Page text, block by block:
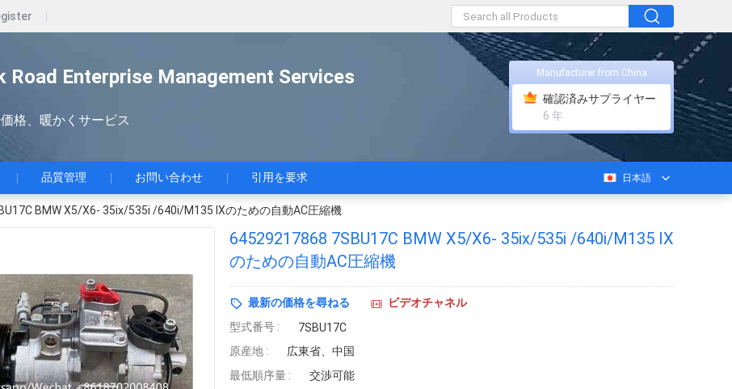
Road Enterprise Management Services
格、暖かくサービス
Manufacturer from China
確認済みサプライヤー
6 年
品質管理 お問い合わせ 引用を要求 日本語
BMW X5/X6- 35ix/535i /640i/M135 IXのための自動AC圧縮機
64529217868 7SBU17C BMW X5/X6- 35ix/535i /640i/M135 IX
のための自動AC圧縮機
最新の価格を尋ねる
ビデオチャネル
型式番号 :
7SBU17C
原産地 :
広東省、中国
最低順序量 :
交渉可能